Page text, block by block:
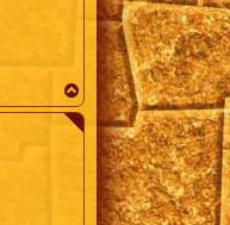
a
u